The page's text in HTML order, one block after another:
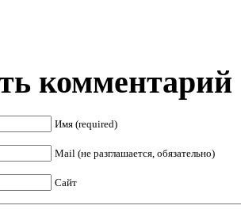
комментарий
Имя (required)
Mail (не разглашается, обязательно)
Сайт